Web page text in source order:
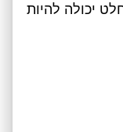
יכולה להיות